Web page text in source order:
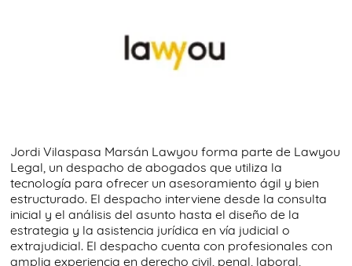
Jordi Vilaspasa Marsán Lawyou forma parte de Lawyou
Legal, un despacho de abogados que utiliza la
tecnología para ofrecer un asesoramiento ágil y bien
estructurado. El despacho interviene desde la consulta
inicial y el análisis del asunto hasta el diseño de la
estrategia y la asistencia jurídica en vía judicial o
extrajudicial. El despacho cuenta con profesionales con
amplia experiencia en derecho civil, penal, laboral,